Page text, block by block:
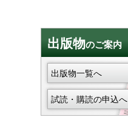
出版物のご案内
出版物一覧へ
試読・購読の申込へ